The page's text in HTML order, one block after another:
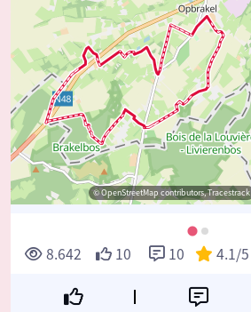
© OpenStreetMap contributors, Tracestrack
8.642 10 10 4.1/5